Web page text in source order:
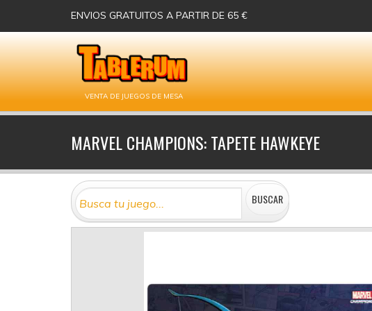
ENVIOS GRATUITOS A PARTIR DE 65 €
VENTA DE JUEGOS DE MESA
MARVEL CHAMPIONS: TAPETE HAWKEYE